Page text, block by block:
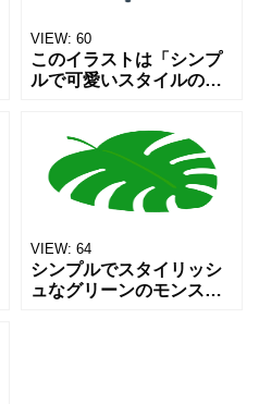
VIEW: 60
このイラストは「シンプ
ルで可愛いスタイルの木
エコ、自然、環境、緑、
サステナビリティといっ
たテーマに非常にマッチ
してい
VIEW: 64
シンプルでスタイリッシ
ュなグリーンのモンステ